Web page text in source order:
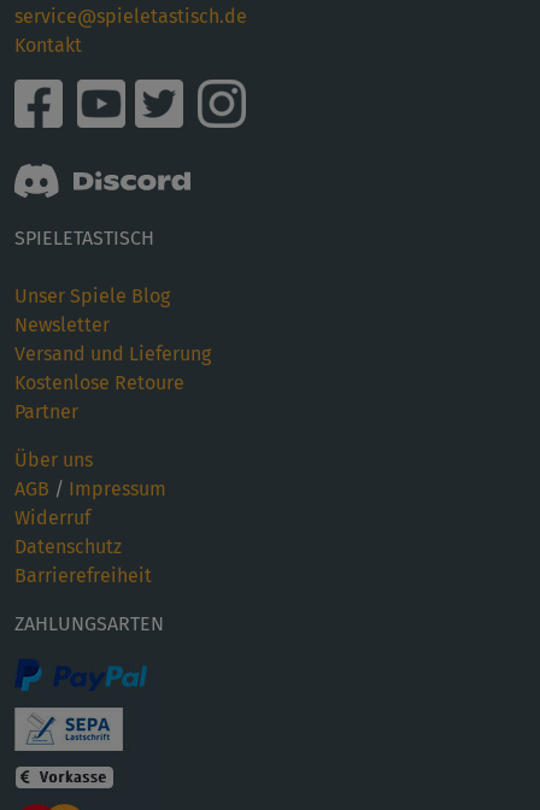
service@spieletastisch.de
Kontakt
SPIELETASTISCH
Unser Spiele Blog
Newsletter
Versand und Lieferung
Kostenlose Retoure
Partner
Über uns
AGB / Impressum
Widerruf
Datenschutz
Barrierefreiheit
ZAHLUNGSARTEN